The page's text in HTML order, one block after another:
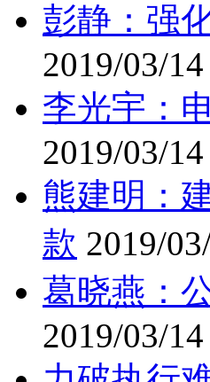
彭静：强
2019/03/14
李光宇：
2019/03/14
熊建明：
款 2019/
葛晓燕：
2019/03/14